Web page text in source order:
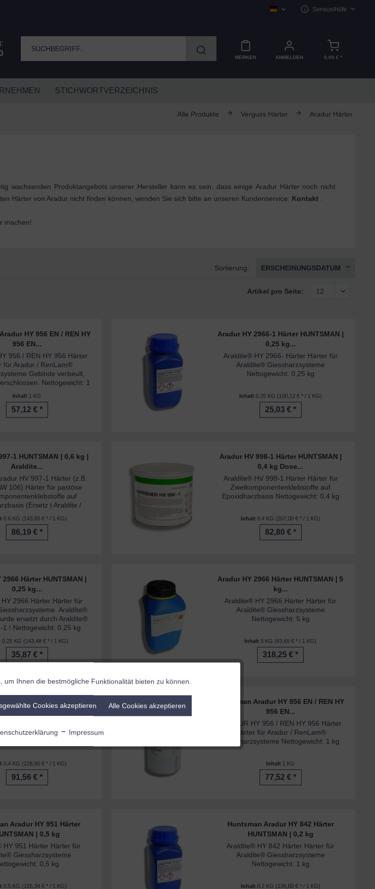
FILZRING - Deutsch
Service/Hilfe
MERKEN ANMELDEN 0,00 € *
STICHWORTVERZEICHNIS
Alle Produkte Verguss Härter Aradur Härter
wachsenden Produktangebots unserer Hersteller kann es sein, dass einige Aradur Härter noch nicht
Härter von Aradur nicht finden können, wenden Sie sich bitte an unseren Kundenservice: Kontakt
machen!
Sortierung:
Artikel pro Seite:
HY 956 EN / REN HY
956 EN...
956 / REN HY 956 Härter
für Aradur / RenLam®
Gebinde verbeult,
Nettogewicht: 1
Inhalt 1 KG
57,12 € *
Aradur HY 2966-1 Härter HUNTSMAN |
0,25 kg...
Araldite® HY 2966- Härter Härter für
Araldite® Giessharzsysteme
Nettogewicht: 0,25 kg
Inhalt 0.25 KG (100,12 € * / 1 KG)
25,03 € *
1 HUNTSMAN | 0,6 kg |
Araldite...
HV 997-1 Härter (z.B.
106) Härter für pastöse
auf
(Ersetz t Araldite /
0.6 KG (143,65 € * / 1 KG)
86,19 € *
Aradur HV 998-1 Härter HUNTSMAN |
0,4 kg Dose...
Araldite® HV 998-1 Härter Härter für
Zweikomponentenklebstoffe auf
Epoxidharzbasis Nettogewicht: 0,4 kg
Inhalt 0.4 KG (207,00 € * / 1 KG)
82,80 € *
2966 Härter HUNTSMAN |
0,25 kg...
2966 Härter Härter für
Araldite®
ersetzt durch Araldite®
1 ! Nettogewicht: 0,25 kg
0.25 KG (143,48 € * / 1 KG)
35,87 € *
Aradur HY 2966 Härter HUNTSMAN | 5
kg...
Araldite® HY 2966 Härter Härter für
Araldite® Giessharzsysteme
Nettogewicht: 5 kg
Inhalt 5 KG (63,65 € * / 1 KG)
318,25 € *
Hardener HY 991
| 0,4 kg...
auf
0.4 KG (228,90 € * / 1 KG)
91,56 € *
Huntsman Aradur HY 956 EN / REN HY
956 EN...
ARADUR HY 956 / REN HY 956 Härter
Härter für Aradur / RenLam®
Giessharzsysteme Nettogewicht: 1 kg
Inhalt 1 KG
77,52 € *
Aradur HY 951 Härter
| 0,5 kg
HY 951 Härter Härter für
Giessharzsysteme
0,5 kg
0.5 KG (155,34 € * / 1 KG)
Huntsman Aradur HY 842 Härter
HUNTSMAN | 0,2 kg
Araldite® HY 842 Härter Härter für
Araldite® Giessharzsysteme
Nettogewicht: 1 kg
Inhalt 0.2 KG (136,80 € * / 1 KG)
Aktiv
Inaktiv
um Ihnen die bestmögliche Funktionalität bieten zu können.
Cookies akzeptieren Alle Cookies akzeptieren
Impressum